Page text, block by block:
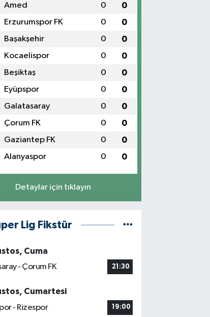
Amed 0 0
Erzurumspor FK 0 0
Başakşehir 0 0
Kocaelispor 0 0
Beşiktaş 0 0
Eyüpspor 0 0
Galatasaray 0 0
Çorum FK 0 0
Gaziantep FK 0 0
Alanyaspor 0 0
Detaylar için tıklayın
Lig Fikstür
Cuma
- Çorum FK
21:30
Cumartesi
- Rizespor
19:00